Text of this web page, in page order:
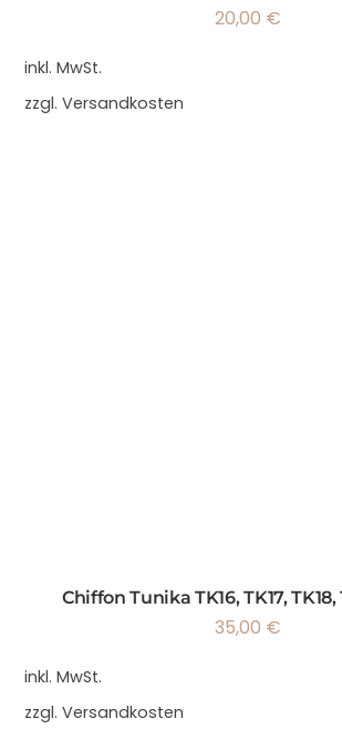
20,00 €
inkl. MwSt.
zzgl.Versandkosten
Chiffon Tunika TK16, TK17, TK18,
35,00 €
inkl. MwSt.
zzgl.Versandkosten